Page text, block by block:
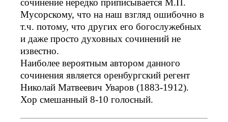
сочинение нередко приписывается М.П.
Мусорскому, что на наш взгляд ошибочно в
т.ч. потому, что других его богослужебных
и даже просто духовных сочинений не
известно.
Наиболее вероятным автором данного
сочинения является оренбургский регент
Николай Матвеевич Уваров (1883-1912).
Хор смешанный 8-10 голосный.